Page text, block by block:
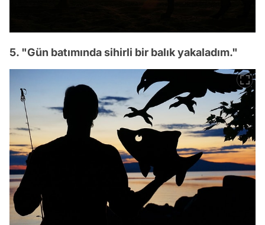
5. "Gün batımında sihirli bir balık yakaladım."